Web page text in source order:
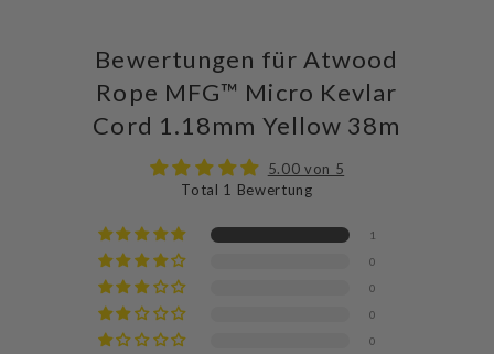
Bewertungen für Atwood
Rope MFG™ Micro Kevlar
Cord 1.18mm Yellow 38m
5.00 von 5
Total 1 Bewertung
1
0
0
0
0